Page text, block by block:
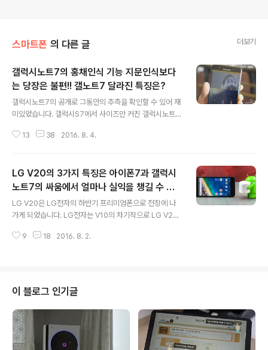
스마트폰 의 다른 글 더보기
갤럭시노트7의 홍채인식 기능 지문인식보다
는 당장은 불편!! 갤노트7 달라진 특징은?
갤럭시노트7의 공개로 그동안의 추측을 확인할 수 있어 재
미있었습니다. 갤럭시S7에서 사이즈만 커진 갤럭시노트7
갤럭시노트7에 대한 기대가 그만큼 컸다는 말이 될 수도
있었습니다. 갤럭시S4가 눈동자인식을 적용한 스마트포즈
기능을 선보였던게 기억이 나는군요. 갤럭시노트7의 홍채
인식은 여러가지 의미를 갖는데요. 삼성전자는 국내 최초
의 홍채인식폰이라는 타이틀을 갖게 되었습니다. LG전자
면 2005년 12월 '안구 감지 기능이 구비된 이동 통신 단
13 38 2016. 8. 4.
LG V20의 3가지 특징은 아이폰7과 갤럭시
노트7의 싸움에서 얼마나 실익을 챙길 수 있
을까?
LG V20은 LG전자의 하반기 프리미엄폰으로 전장에 나
가게 되었습니다. LG전자는 V10의 차기작으로 LG V20
깔끔한 정리를 해 주었습니다. 그러나 하반기 스마트폰 시
치룰 정도로 과감한 마케팅을 하고 있습니다. 이에 질세라
애플은 9월 출시예정인 아이폰7, 아이폰7플러스, 아이폰7
프로 등 3개 모델을 출시한다는 소문으로 맞대응하고 있는
상황입니다. LG V20의 안드로이드N의 특징 LG V20은
글로벌을 겨냥한 폰은 아니지만 구글과의 긴밀한 협력으로
최신 안드로이드 운영체제인 안드로..
9 18 2016. 8. 2.
이 블로그 인기글